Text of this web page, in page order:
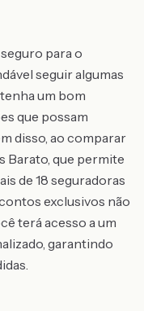
para o
seguir algumas
um bom
que possam
disso, ao comparar
Barato, que permite
de 18 seguradoras
exclusivos não
terá acesso a um
garantindo